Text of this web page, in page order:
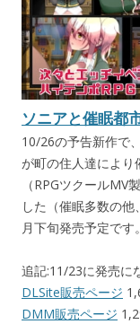
ソニアと催眠都
10/26の予告新作で
が町の住人達により
（RPGツクールMV
した（催眠多数の
月下旬発売予定です。
追記:11/23に発売に
DLSite販売ページ
DMM販売ページ